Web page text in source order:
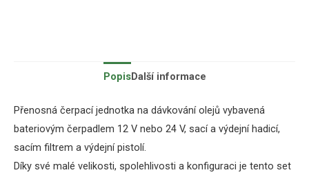
PopisDalší informace
Přenosná čerpací jednotka na dávkování olejů vybavená
bateriovým čerpadlem 12 V nebo 24 V, sací a výdejní hadicí,
sacím filtrem a výdejní pistolí.
Díky své malé velikosti, spolehlivosti a konfiguraci je tento set